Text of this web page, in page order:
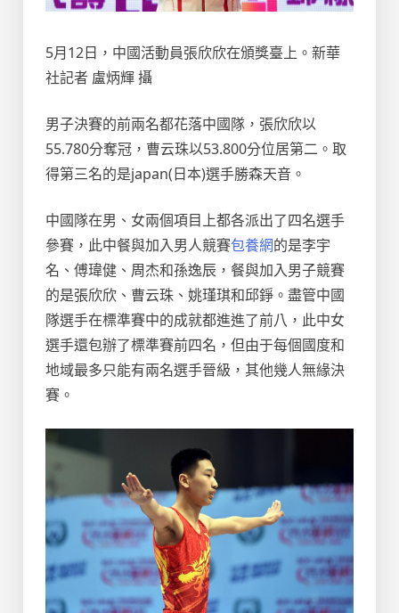
5月12日，中國活動員張欣欣在頒獎臺上。新華
社記者 盧炳輝 攝
男子決賽的前兩名都花落中國隊，張欣欣以
55.780分奪冠，曹云珠以53.800分位居第二。取
得第三名的是japan(日本)選手勝森天音。
中國隊在男、女兩個項目上都各派出了四名選手
參賽，此中餐與加入男人競賽包養網的是李宇
名、傅瑋健、周杰和孫逸辰，餐與加入男子競賽
的是張欣欣、曹云珠、姚瑾琪和邱錚。盡管中國
隊選手在標準賽中的成就都進進了前八，此中女
選手還包辦了標準賽前四名，但由于每個國度和
地域最多只能有兩名選手晉級，其他幾人無緣決
賽。